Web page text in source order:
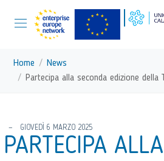
Vai ai contenuti
torna al menu di scelta rapida
Menu di
Home
News
Partecipa alla seconda edizione della
GIOVEDÌ 6 MARZO 2025
PARTECIPA